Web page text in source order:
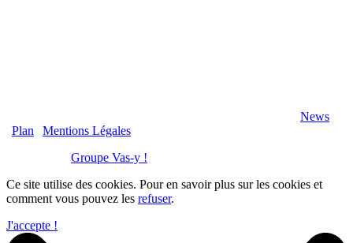
News
Plan
Mentions Légales
Groupe Vas-y !
Ce site utilise des cookies. Pour en savoir plus sur les cookies et
comment vous pouvez les refuser.
J'accepte !